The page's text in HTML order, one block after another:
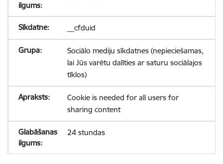
__cfduid
Sociālo mediju sīkdatnes (nepieciešamas,
lai Jūs varētu dalīties ar saturu sociālajos
tīklos)
Cookie is needed for all users for
sharing content
24 stundas